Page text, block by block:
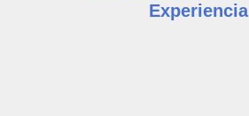
Experiencia